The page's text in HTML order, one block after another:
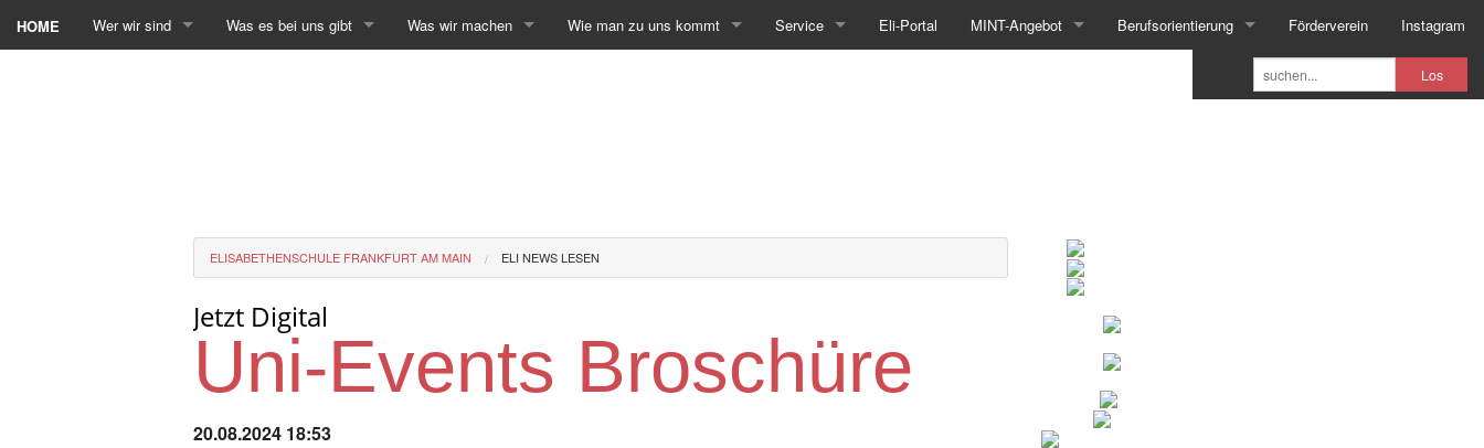
HOME Wer wir sind Was es bei uns gibt Was wir machen Wie man zu uns kommt Service Eli-Portal MINT-Angebot Berufsorientierung Förderverein Instagram
Los
ELISABETHENSCHULE FRANKFURT AM MAIN ELI NEWS LESEN
Jetzt Digital
Uni-Events Broschüre
20.08.2024 18:53